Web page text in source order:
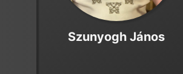
Szunyogh János